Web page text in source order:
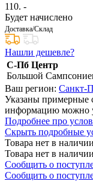
110. -
Будет начислено
Доставка/Склад
Нашли дешевле?
С-Пб Центр
Большой
Ваш регион: Санкт-
Указаны примерные
информацию можно
Подробнее про
Скрыть подробные
Товара нет в наличии
Товара нет в наличии
Сообщить о
Сообщить о